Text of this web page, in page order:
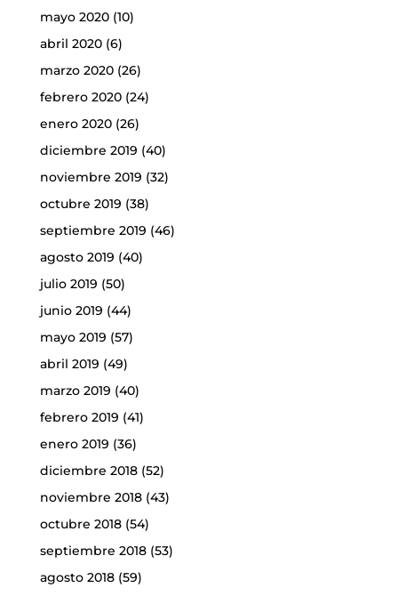
mayo 2020(10)
abril 2020(6)
marzo 2020(26)
febrero 2020(24)
enero 2020(26)
diciembre 2019 (40)
noviembre 2019 (32)
octubre 2019 (38)
septiembre 2019 (46)
agosto 2019 (40)
julio 2019 (50)
junio 2019 (44)
mayo 2019 (57)
abril 2019 (49)
marzo 2019 (40)
febrero 2019 (41)
enero 2019 (36)
diciembre 2018(52)
noviembre 2018(43)
octubre 2018(54)
septiembre 2018(53)
agosto 2018(59)